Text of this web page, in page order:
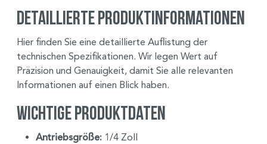
Detaillierte Produktinformationen
Hier finden Sie eine detaillierte Auflistung der
technischen Spezifikationen. Wir legen Wert auf
Präzision und Genauigkeit, damit Sie alle relevanten
Informationen auf einen Blick haben.
Wichtige Produktdaten
Antriebsgröße: 1/4 Zoll